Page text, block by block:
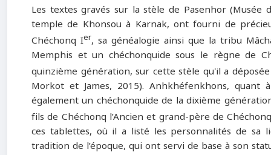
Les textes gravés sur la stèle de Pasenhor
temple de Khonsou à Karnak, ont fourni de
Chéchonq Ier, sa généalogie ainsi que la tribu
Memphis et un chéchonquide sous le règne de
quinzième génération, sur cette stèle qu'il a
Morkot et James, 2015). Anhkhéfenkhons,
également un chéchonquide de la dixième
fils de Chéchonq l’Ancien et grand-père de
ces tablettes, où il a listé les personnalités de sa
tradition de l’époque, qui ont servi de base à son